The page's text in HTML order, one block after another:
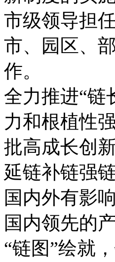
市级领导担
市、园区、
作。
全力推进“
力和根植性
批高成长创
延链补链强
国内外有影
国内领先的
“链图”绘就